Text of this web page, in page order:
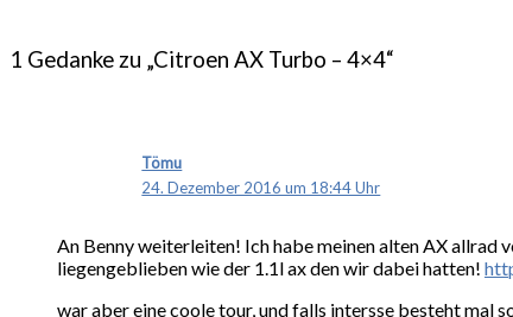
1 Gedanke zu „Citroen AX Turbo – 4×4“
Tömu
24. Dezember 2016 um 18:44 Uhr
An Benny weiterleiten! Ich habe meinen alten AX
liegengeblieben wie der 1.1l ax den wir dabei hatten!
war aber eine coole tour, und falls intersse besteht mal